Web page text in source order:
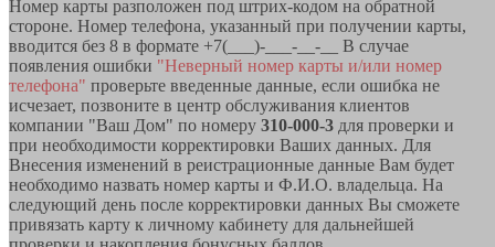
Номер карты разположен под штрих-кодом на обратной
стороне. Номер телефона, указанный при получении карты,
вводится без 8 в формате +7(___)-___-__-__ В случае
появления ошибки "Неверный номер карты и/или номер
телефона" проверьте введенные данные, если ошибка не
исчезает, позвоните в центр обслуживания клиентов
компании "Ваш Дом" по номеру 310-000-3 для проверки и
при необходимости корректировки Ваших данных. Для
Внесения изменений в реистрационные данные Вам будет
необходимо назвать номер карты и Ф.И.О. владельца. На
следующий день после корректировки данных Вы сможете
привязать карту к личному кабинету для дальнейшей